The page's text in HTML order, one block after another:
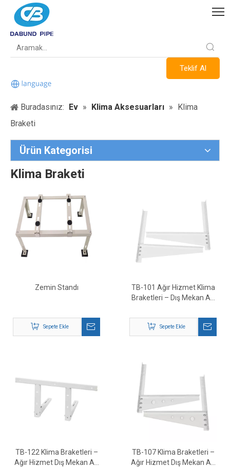
Teklif Al
Buradasınız: Ev » Klima Aksesuarları » Klima
Braketi
Ürün Kategorisi
Klima Braketi
Zemin Standı
Sepete Ekle
TB-101 Ağır Hizmet Klima
Braketleri – Dış Mekan AC
Sepete Ekle
TB-122 Klima Braketleri –
Ağır Hizmet Dış Mekan AC
TB-107 Klima Braketleri –
Ağır Hizmet Dış Mekan AC